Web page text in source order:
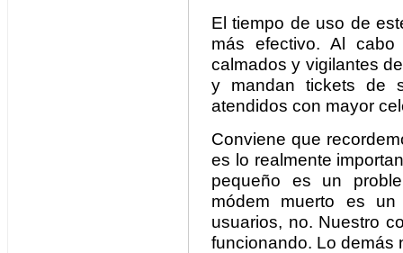
El tiempo de uso de
más efectivo. Al
calmados y vigilantes
y mandan tickets de
atendidos con mayor
Conviene que
es lo realmente
pequeño es un
módem muerto es
usuarios, no. Nuestro
funcionando. Lo demás